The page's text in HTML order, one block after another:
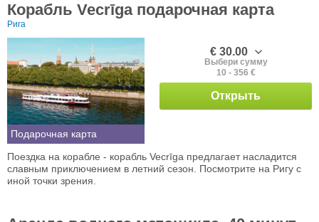
Корабль Vecrīga подарочная карта
Рига
Подарочная карта
€ 30.00
Выбери сумму
10 - 356 €
Открыть
Поездка на корабле - корабль Vecrīga предлагает насладится
славным приключением в летний сезон. Посмотрите на Ригу с
иной точки зрения.